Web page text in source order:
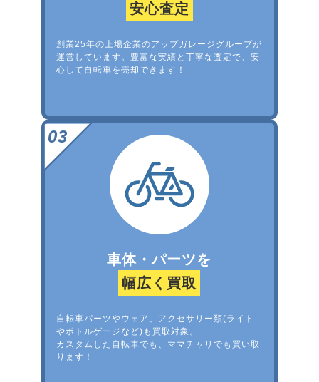
安心査定
創業25年の上場企業のアップガレージグループが
運営しています。豊富な実績と丁寧な査定で、安
心して自転車を売却できます！
車体・パーツを
幅広く買取
自転車パーツやウェア、アクセサリー類(ライト
やボトルゲージなど)も買取対象。
カスタムした自転車でも、ママチャリでも買い取
ります！